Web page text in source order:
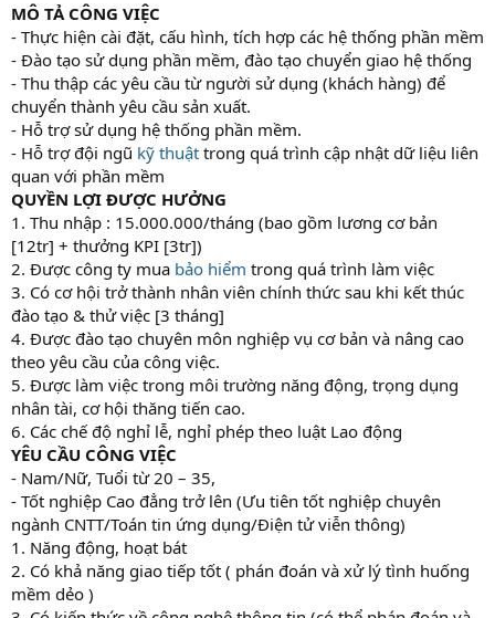
MÔ TẢ CÔNG VIỆC
- Thực hiện cài đặt, cấu hình, tích hợp các hệ thống phần mềm
- Đào tạo sử dụng phần mềm, đào tạo chuyển giao hệ thống
- Thu thập các yêu cầu từ người sử dụng (khách hàng) để
chuyển thành yêu cầu sản xuất.
- Hỗ trợ sử dụng hệ thống phần mềm.
- Hỗ trợ đội ngũ kỹ thuật trong quá trình cập nhật dữ liệu liên
quan với phần mềm
QUYỀN LỢI ĐƯỢC HƯỞNG
1. Thu nhập : 15.000.000/tháng (bao gồm lương cơ bản
[12tr] + thưởng KPI [3tr])
2. Được công ty mua bảo hiểm trong quá trình làm việc
3. Có cơ hội trở thành nhân viên chính thức sau khi kết thúc
đào tạo & thử việc [3 tháng]
4. Được đào tạo chuyên môn nghiệp vụ cơ bản và nâng cao
theo yêu cầu của công việc.
5. Được làm việc trong môi trường năng động, trọng dụng
nhân tài, cơ hội thăng tiến cao.
6. Các chế độ nghỉ lễ, nghỉ phép theo luật Lao động
YÊU CẦU CÔNG VIỆC
- Nam/Nữ, Tuổi từ 20 – 35,
- Tốt nghiệp Cao đẳng trở lên (Ưu tiên tốt nghiệp chuyên
ngành CNTT/Toán tin ứng dụng/Điện tử viễn thông)
1. Năng động, hoạt bát
2. Có khả năng giao tiếp tốt ( phán đoán và xử lý tình huống
mềm dẻo )